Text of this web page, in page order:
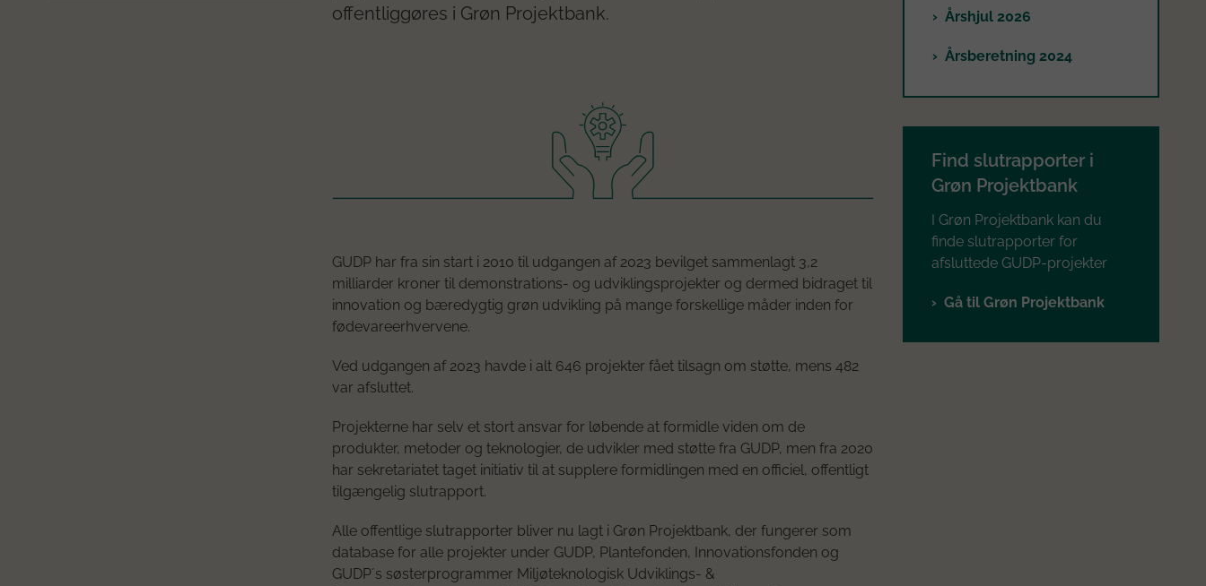
offentliggøres i Grøn Projektbank.
GUDP har fra sin start i 2010 til udgangen af 2023 bevilget sammenlagt 3,2
milliarder kroner til demonstrations- og udviklingsprojekter og dermed bidraget til
innovation og bæredygtig grøn udvikling på mange forskellige måder inden for
fødevareerhvervene.
Ved udgangen af 2023 havde i alt 646 projekter fået tilsagn om støtte, mens 482
var afsluttet.
Projekterne har selv et stort ansvar for løbende at formidle viden om de
produkter, metoder og teknologier, de udvikler med støtte fra GUDP, men fra 2020
har sekretariatet taget initiativ til at supplere formidlingen med en officiel, offentligt
tilgængelig slutrapport.
Alle offentlige slutrapporter bliver nu lagt i Grøn Projektbank, der fungerer som
database for alle projekter under GUDP, Plantefonden, Innovationsfonden og
GUDP´s søsterprogrammer Miljøteknologisk Udviklings- &
Årshjul 2026
Årsberetning 2024
Find slutrapporter i
Grøn Projektbank
I Grøn Projektbank kan du
finde slutrapporter for
afsluttede GUDP-projekter
Gå til Grøn Projektbank